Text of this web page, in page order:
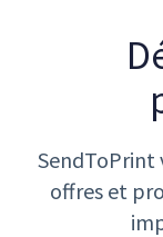
SendToPrint
offres et